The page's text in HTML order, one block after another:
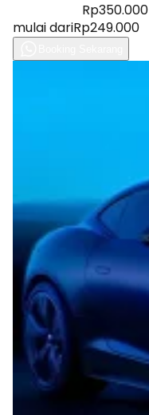
Rp350.000
mulai dariRp249.000